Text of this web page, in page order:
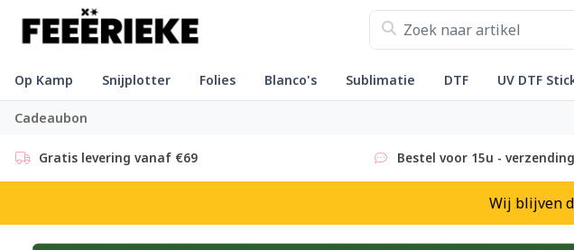
Op Kamp Snijplotter Folies Blanco's Sublimatie DTF UV DTF
Cadeaubon
Gratis levering vanaf €69 Bestel voor 15u -
Wij blijven